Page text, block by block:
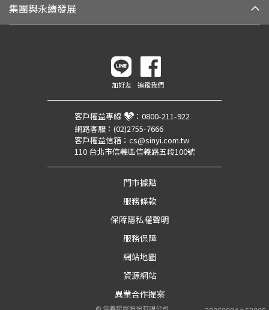
集團與永續發展
加好友 追蹤我們
客戶權益專線 ： 0800-211-922
網路客服： (02)2755-7666
客戶權益信箱： cs@sinyi.com.tw
110 台北市信義區信義路五段100號
門市據點
服務條款
保障隱私權聲明
服務保障
網站地圖
資源網站
異業合作提案